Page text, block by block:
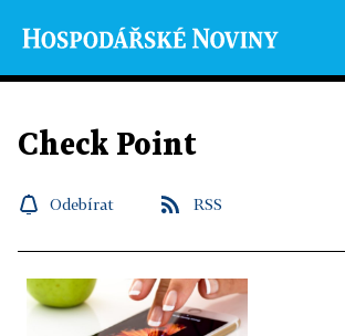
Check Point
Odebírat RSS